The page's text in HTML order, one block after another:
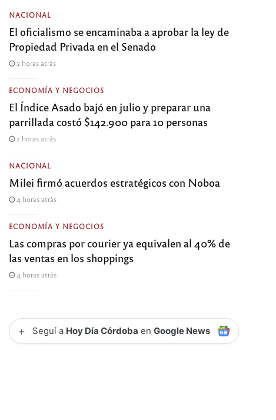
NACIONAL
El oficialismo se encaminaba a aprobar la ley de
Propiedad Privada en el Senado
2 horas atrás
ECONOMÍA Y NEGOCIOS
El Índice Asado bajó en julio y preparar una
parrillada costó $142.900 para 10 personas
2 horas atrás
NACIONAL
Milei firmó acuerdos estratégicos con Noboa
4 horas atrás
ECONOMÍA Y NEGOCIOS
Las compras por courier ya equivalen al 40% de
las ventas en los shoppings
4 horas atrás
+ Seguí a Hoy Día Córdoba enGoogle News